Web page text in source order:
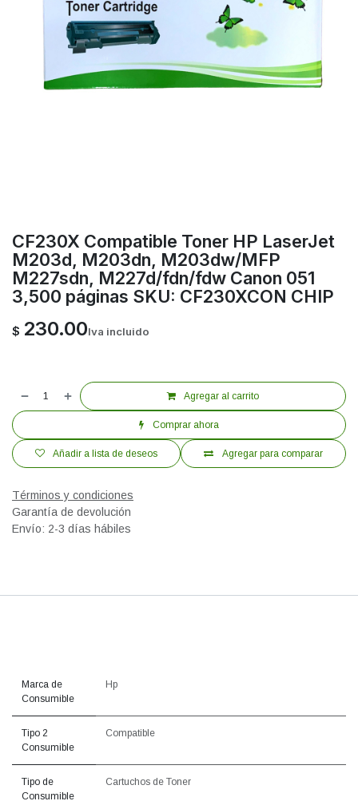
CF230X Compatible Toner HP LaserJet
M203d, M203dn, M203dw/MFP
M227sdn, M227d/fdn/fdw Canon 051
3,500 páginas SKU: CF230XCON CHIP
$ 230.00Iva incluido
Agregar al carrito
Comprar ahora
Agregar para comparar
Añadir a lista de deseos
Términos y condiciones
Garantía de devolución
Envío: 2-3 días hábiles
Marca de
Consumible
Hp
Tipo 2
Consumible
Compatible
Tipo de
Consumible
Cartuchos de Toner